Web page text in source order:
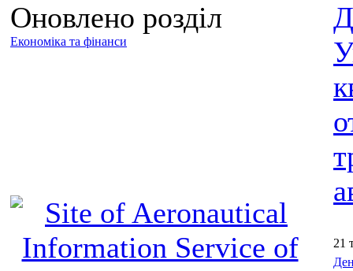
Оновлено розділ
Економіка та фінанси
21